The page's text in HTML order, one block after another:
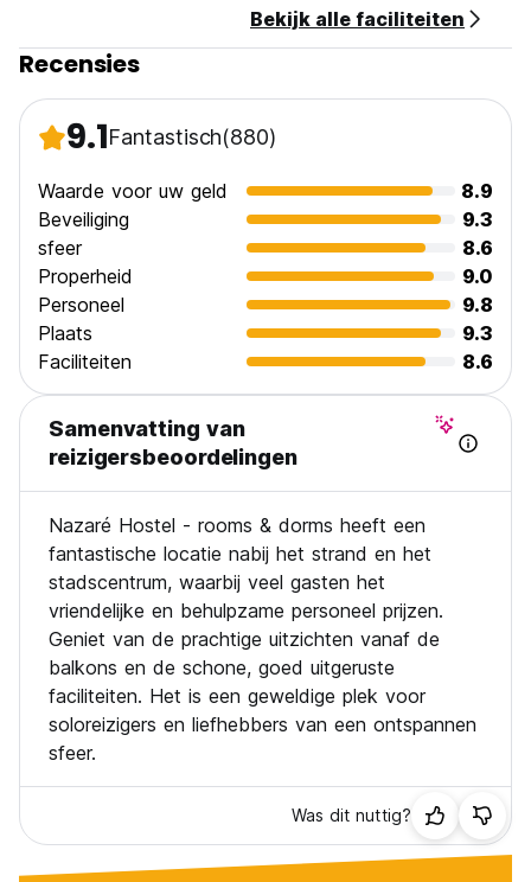
Bekijk alle faciliteiten
Recensies
9.1Fantastisch(880)
Waarde voor uw geld
8.9
Beveiliging
9.3
sfeer
8.6
Properheid
9.0
Personeel
9.8
Plaats
9.3
Faciliteiten
8.6
Samenvatting van
reizigersbeoordelingen
Nazaré Hostel - rooms & dorms heeft een
fantastische locatie nabij het strand en het
stadscentrum, waarbij veel gasten het
vriendelijke en behulpzame personeel prijzen.
Geniet van de prachtige uitzichten vanaf de
balkons en de schone, goed uitgeruste
faciliteiten. Het is een geweldige plek voor
soloreizigers en liefhebbers van een ontspannen
sfeer.
Was dit nuttig?